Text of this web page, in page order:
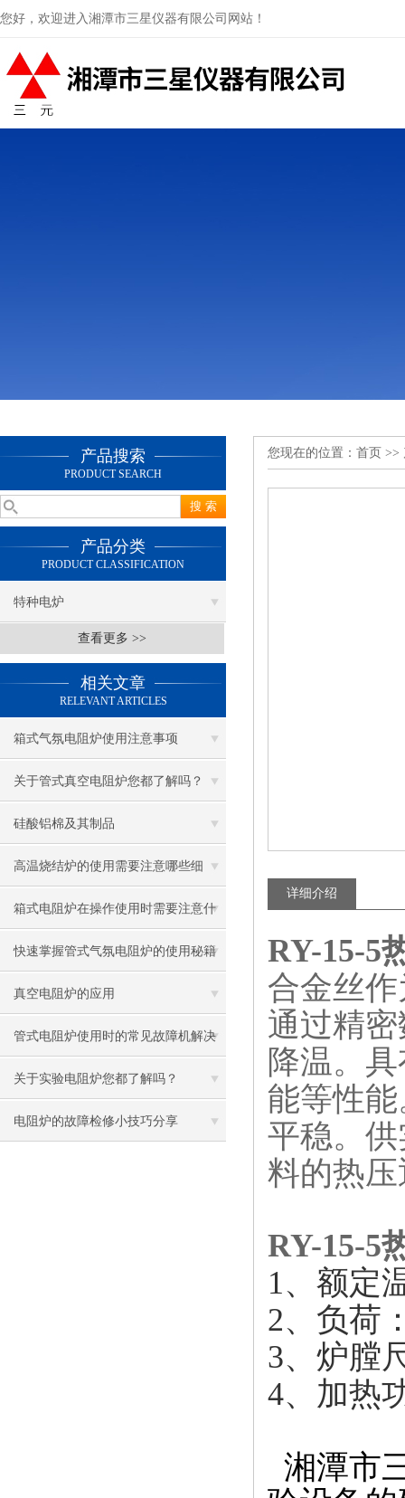
您好，欢迎进入湘潭市三星仪器有限公司网站！
产品搜索
PRODUCT SEARCH
产品分类
PRODUCT CLASSIFICATION
特种电炉
查看更多 >>
相关文章
RELEVANT ARTICLES
箱式气氛电阻炉使用注意事项
关于管式真空电阻炉您都了解吗？
硅酸铝棉及其制品
高温烧结炉的使用需要注意哪些细
节？
箱式电阻炉在操作使用时需要注意什
么
快速掌握管式气氛电阻炉的使用秘籍
真空电阻炉的应用
管式电阻炉使用时的常见故障机解决
方法
关于实验电阻炉您都了解吗？
电阻炉的故障检修小技巧分享
您现在的位置： 首页 >>
详细介绍
RY-15-5
合金丝
通过精
降温。
能等性
平稳。
料的热
RY-15-5
1、额定
2、负荷
3、炉膛
4、加热
湘潭市